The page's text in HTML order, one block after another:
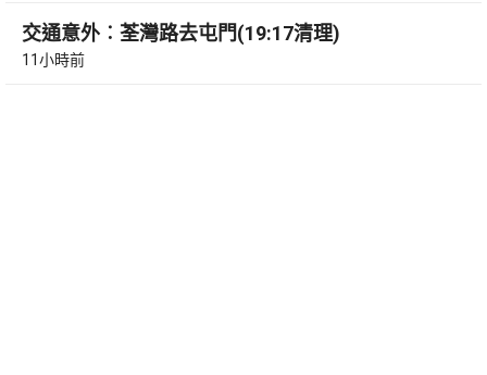
交通意外︰荃灣路去屯門(19:17清理)
11小時前